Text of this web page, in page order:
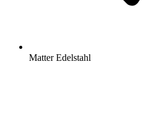
Matter Edelstahl